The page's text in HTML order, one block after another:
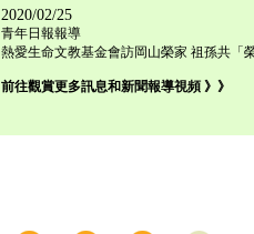
2020/02/25
青年日報報導
熱愛生命文教基金會訪岡山榮家 祖孫共「
前往觀賞更多訊息和新聞報導視頻 》》